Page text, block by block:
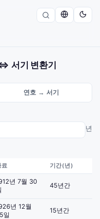
서기 변환기
연호 → 서기
년
료 기간(년)
년 7월 30
45년간
년 12월
일
15년간